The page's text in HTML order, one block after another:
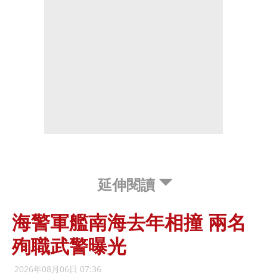
延伸閱讀
海警軍艦南海去年相撞 兩名
殉職武警曝光
2026年08月06日 07:36